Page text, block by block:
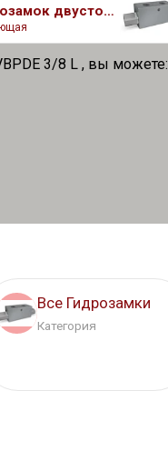
Гидрозамок двустороннего дейст
3/8 L , вы можете:
Все Гидрозамки
Категория